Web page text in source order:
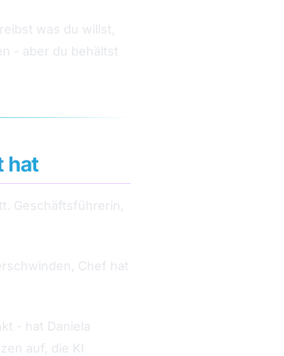
was du willst,
- aber du behältst
hat
Geschäftsführerin,
Chef hat
- hat Daniela
auf, die KI